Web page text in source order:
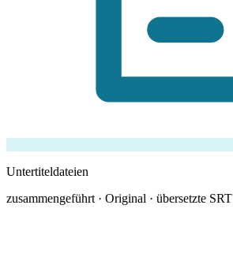
Untertiteldateien
zusammengeführt · Original · übersetzte SRT